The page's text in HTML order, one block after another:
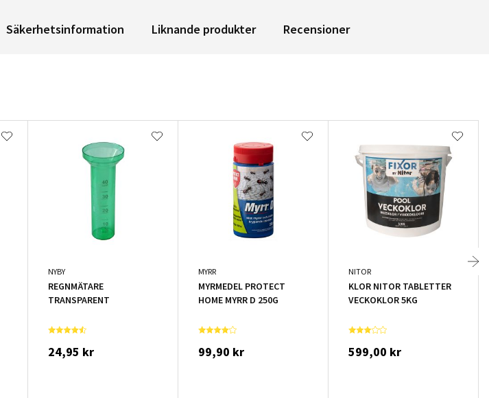
Säkerhetsinformation Liknande produkter Recensioner
NYBY
REGNMÄTARE
TRANSPARENT
24,95 kr
MYRR
MYRMEDEL PROTECT
HOME MYRR D 250G
99,90 kr
NITOR
KLOR NITOR TABLETTER
VECKOKLOR 5KG
599,00 kr